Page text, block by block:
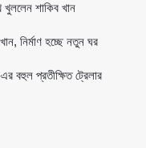
খুললেন শাকিব খান
নির্মাণ হচ্ছে নতুন ঘর
বহুল প্রতীক্ষিত ট্রেলার